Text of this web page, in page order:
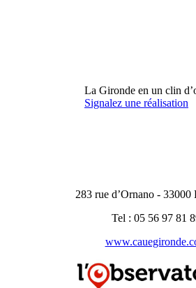
La Gironde en un clin
Signalez une réalisation
283 rue d’Ornano - 33000
Tel : 05 56 97 81